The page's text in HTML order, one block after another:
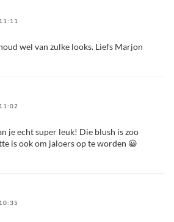
wel van zulke looks. Liefs Marjon
je echt super leuk! Die blush is zoo
is ook om jaloers op te worden 😀